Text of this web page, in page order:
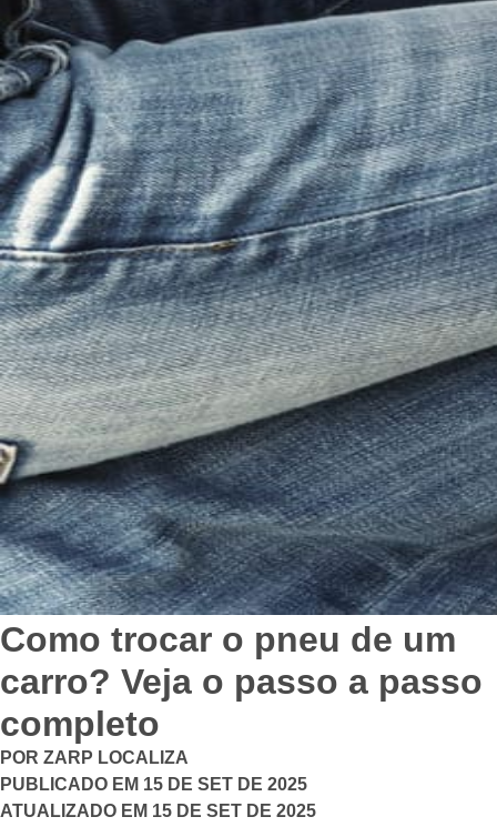
Como trocar o pneu de um
carro? Veja o passo a passo
completo
POR ZARP LOCALIZA
PUBLICADO EM 15 DE SET DE 2025
ATUALIZADO EM 15 DE SET DE 2025